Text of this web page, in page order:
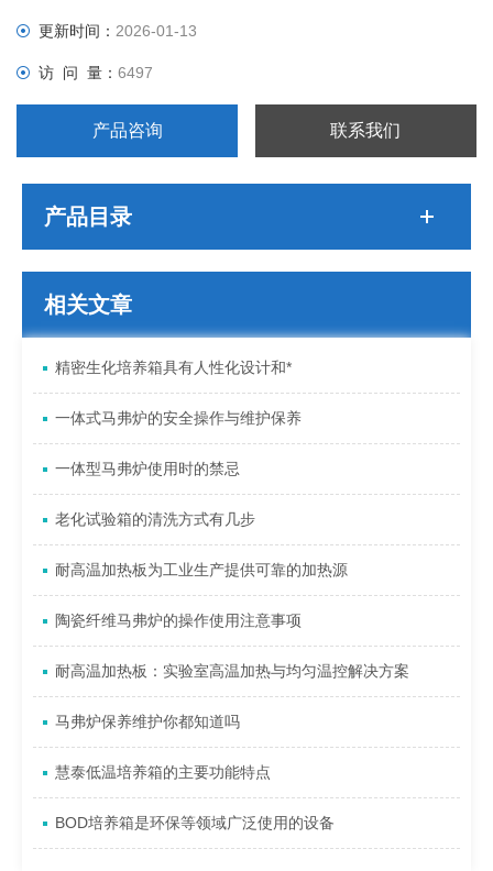
更新时间：2026-01-13
访 问 量：6497
产品咨询 联系我们
产品目录
相关文章
精密生化培养箱具有人性化设计和*
一体式马弗炉的安全操作与维护保养
一体型马弗炉使用时的禁忌
老化试验箱的清洗方式有几步
耐高温加热板为工业生产提供可靠的加热源
陶瓷纤维马弗炉的操作使用注意事项
耐高温加热板：实验室高温加热与均匀温控解决方案
马弗炉保养维护你都知道吗
慧泰低温培养箱的主要功能特点
BOD培养箱是环保等领域广泛使用的设备